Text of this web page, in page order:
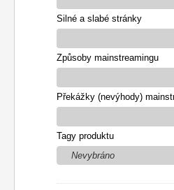
Silné a slabé stránky
Způsoby mainstreamingu
Překážky (nevýhody)
Tagy produktu
Nevybráno